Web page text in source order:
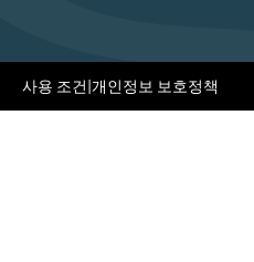
사용 조건|개인정보 보호정책